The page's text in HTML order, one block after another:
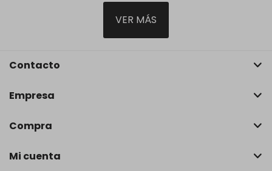
VER MÁS
Contacto
Empresa
Compra
Mi cuenta